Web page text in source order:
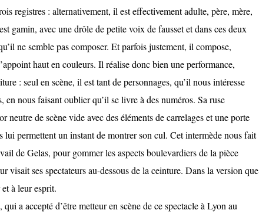
registres : alternativement, il est effectivement adulte, père, mère,
gamin, avec une drôle de petite voix de fausset et dans ces deux
ne semble pas composer. Et parfois justement, il compose,
haut en couleurs. Il réalise donc bien une performance,
: seul en scène, il est tant de personnages, qu’il nous intéresse
en nous faisant oublier qu’il se livre à des numéros. Sa ruse
neutre de scène vide avec des éléments de carrelages et une porte
lui permettent un instant de montrer son cul. Cet intermède nous fait
de Gelas, pour gommer les aspects boulevardiers de la pièce
visait ses spectateurs au-dessous de la ceinture. Dans la version que
à leur esprit.
a accepté d’être metteur en scène de ce spectacle à Lyon au